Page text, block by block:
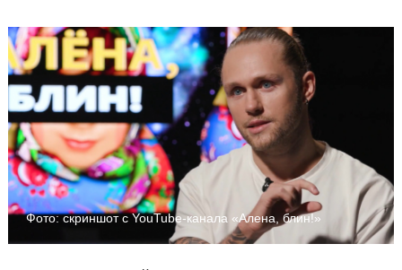
Фото: скриншот с YouTube-канала «Алена, блин!»